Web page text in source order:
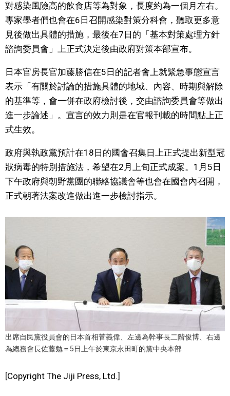
政治外交
社會
財經
文化
科學技術
生活
運動
教育
工作勞動
家庭
醫療健康
對感染風險高的飲食店等為對象，長度約為一個月左右。
專家學者們也會在6日召開感染對策分科會，聽取更多意
見後做出具體的措施，最後在7日的「基本對策處理方針
諮詢委員會」上正式決定後由政府對策本部宣布。
日本官房長官加藤勝信在5日的記者會上就緊急事態宣言
表示「有關於討論的措施具體的地域、內容、時期與解除
的基準等，會一併在政府檢討後，交由諮詢委員會等做出
進一步論述」。宣言的效力則是在官報刊載的時間點上正
式生效。
政府與執政黨預計在18日的國會召集日上正式提出新型冠
狀病毒的特別措施法，希望在2月上旬正式成案。1月5日
下午政府與朝野黨團的聯絡協議會等也會在國會內召開，
正式朝著法案改進做出進一步檢討指示。
出席自民黨役員會的日本首相菅義偉、左邊為幹事長二階俊博、右邊
為總務會長佐藤勉＝5日上午於東京永田町的黨中央本部
[Copyright The Jiji Press, Ltd.]